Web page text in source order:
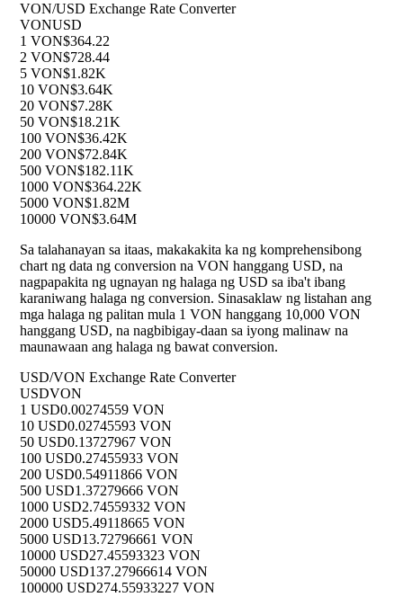
VON/USD Exchange Rate Converter
VONUSD
1 VON$364.22
2 VON$728.44
5 VON$1.82K
10 VON$3.64K
20 VON$7.28K
50 VON$18.21K
100 VON$36.42K
200 VON$72.84K
500 VON$182.11K
1000 VON$364.22K
5000 VON$1.82M
10000 VON$3.64M
Sa talahanayan sa itaas, makakakita ka ng komprehensibong
chart ng data ng conversion na VON hanggang USD, na
nagpapakita ng ugnayan ng halaga ng USD sa iba't ibang
karaniwang halaga ng conversion. Sinasaklaw ng listahan ang
mga halaga ng palitan mula 1 VON hanggang 10,000 VON
hanggang USD, na nagbibigay-daan sa iyong malinaw na
maunawaan ang halaga ng bawat conversion.
USD/VON Exchange Rate Converter
USDVON
1 USD0.00274559 VON
10 USD0.02745593 VON
50 USD0.13727967 VON
100 USD0.27455933 VON
200 USD0.54911866 VON
500 USD1.37279666 VON
1000 USD2.74559332 VON
2000 USD5.49118665 VON
5000 USD13.72796661 VON
10000 USD27.45593323 VON
50000 USD137.27966614 VON
100000 USD274.55933227 VON